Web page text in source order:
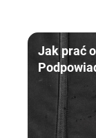
Jak prać